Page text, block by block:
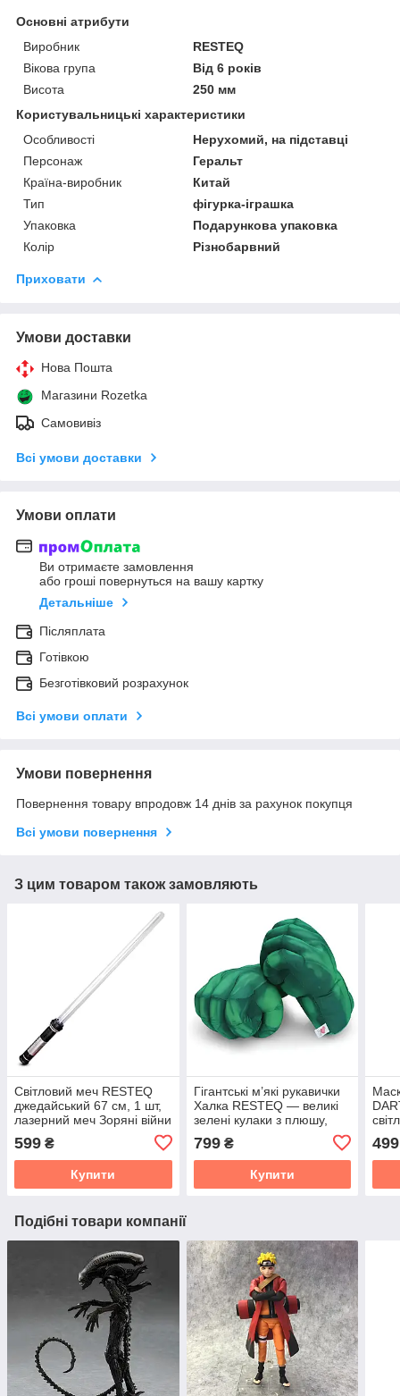
Основні атрибути
Виробник
RESTEQ
Вікова група
Від 6 років
Висота
250 мм
Користувальницькі характеристики
Особливості
Нерухомий, на підставці
Персонаж
Геральт
Країна-виробник
Китай
Тип
фігурка-іграшка
Упаковка
Подарункова упаковка
Колір
Різнобарвний
Приховати
Умови доставки
Нова Пошта
Магазини Rozetka
Самовивіз
Всі умови доставки
Умови оплати
Ви отримаєте замовлення
або гроші повернуться на вашу картку
Детальніше
Післяплата
Готівкою
Безготівковий розрахунок
Всі умови оплати
Умови повернення
Повернення товару впродовж 14 днів за рахунок покупця
Всі умови повернення
З цим товаром також замовляють
Світловий меч RESTEQ
джедайський 67 см, 1 шт,
лазерний меч Зоряні війни
599 ₴
Купити
Гігантські м’які рукавички
Халка RESTEQ — великі
зелені кулаки з плюшу,
для дітей і дорослих, 25
см
799₴
Купити
499
Подібні товари компанії